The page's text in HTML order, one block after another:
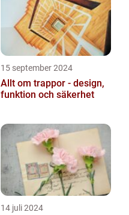
15 september 2024
Allt om trappor - design,
funktion och säkerhet
14 juli 2024